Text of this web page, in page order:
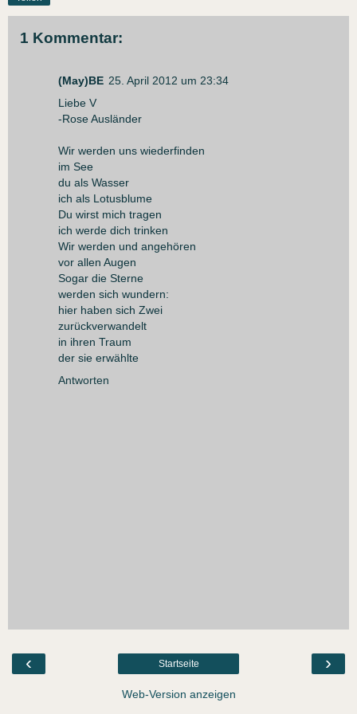
1 Kommentar:
(May)BE 25. April 2012 um 23:34
Liebe V
-Rose Ausländer
Wir werden uns wiederfinden
im See
du als Wasser
ich als Lotusblume
Du wirst mich tragen
ich werde dich trinken
Wir werden und angehören
vor allen Augen
Sogar die Sterne
werden sich wundern:
hier haben sich Zwei
zurückverwandelt
in ihren Traum
der sie erwählte
Antworten
‹ ›
Startseite
Web-Version anzeigen